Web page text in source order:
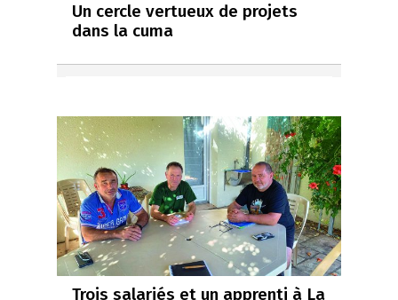
Un cercle vertueux de projets
dans la cuma
Trois salariés et un apprenti à La